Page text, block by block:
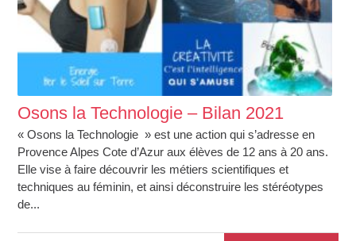
Osons la Technologie – Bilan 2021
« Osons la Technologie » est une action qui s’adresse en
Provence Alpes Cote d’Azur aux élèves de 12 ans à 20 ans.
Elle vise à faire découvrir les métiers scientifiques et
techniques au féminin, et ainsi déconstruire les stéréotypes
de...